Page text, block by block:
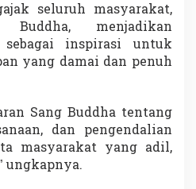
seluruh masyarakat,
menjadikan
inspirasi untuk
yang damai dan penuh
Sang Buddha tentang
dan pengendalian
masyarakat yang adil,
ungkapnya.